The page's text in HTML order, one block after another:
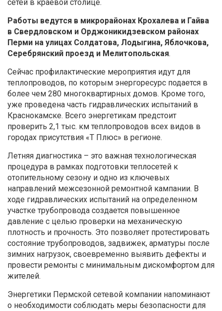
сетей в краевой столице.
Работы ведутся в микрорайонах Крохалева и Гайва
в Свердловском и Орджоникидзевском районах
Перми на улицах Солдатова, Лодыгина, Яблочкова,
Серебрянский проезд и Мелитопольская.
Сейчас профилактические мероприятия идут для
теплопроводов, по которым энергоресурс подается в
более чем 280 многоквартирных домов. Кроме того,
уже проведена часть гидравлических испытаний в
Краснокамске. Всего энергетикам предстоит
проверить 2,1 тыс. км теплопроводов всех видов в
городах присутствия «Т Плюс» в регионе.
Летняя диагностика – это важная технологическая
процедура в рамках подготовки теплосетей к
отопительному сезону и одно из ключевых
направлений межсезонной ремонтной кампании. В
ходе гидравлических испытаний на определенном
участке трубопровода создается повышенное
давление с целью проверки на механическую
плотность и прочность. Это позволяет протестировать
состояние трубопроводов, задвижек, арматуры после
зимних нагрузок, своевременно выявить дефекты и
провести ремонты с минимальным дискомфортом для
жителей.
Энергетики Пермской сетевой компании напоминают
о необходимости соблюдать меры безопасности для